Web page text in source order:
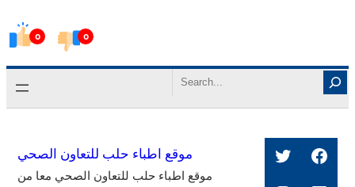
0 0
content
Search
موقع اطباء حلب للتعاون الصحي
موقع اطباء حلب للتعاون الصحي معا من
Twitter